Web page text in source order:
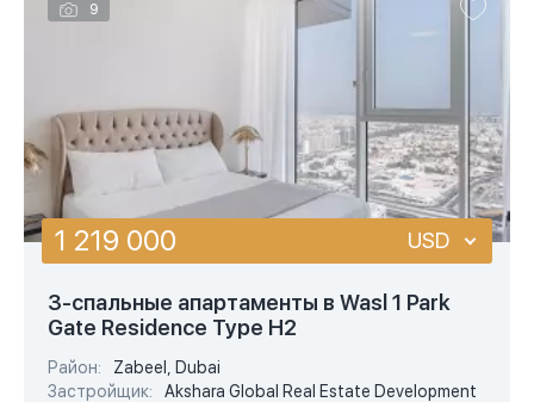
9
3-спальные апартаменты в Wasl 1 Park
Gate Residence Type H2
Район:
Zabeel, Dubai
Застройщик:
Akshara Global Real Estate Development
1 219 000 USD
USD
AED